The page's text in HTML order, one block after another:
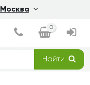
Москва
0
Найти